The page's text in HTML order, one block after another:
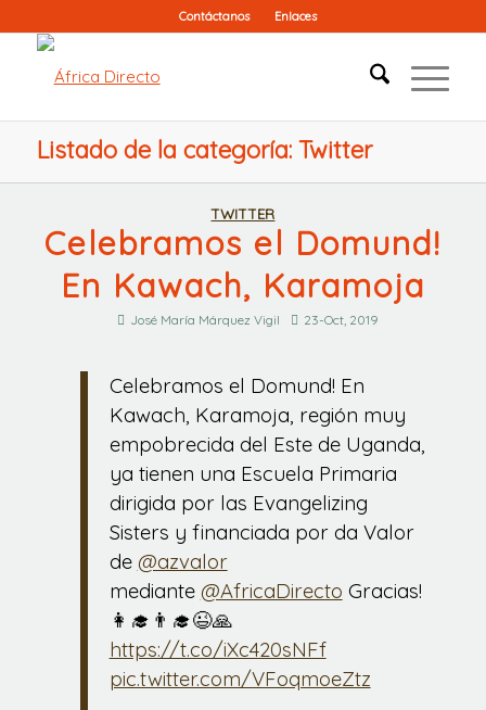
Contáctanos Enlaces
Listado de la categoría: Twitter
TWITTER
Celebramos el Domund!
En Kawach, Karamoja
José María Márquez Vigil 23-Oct, 2019
Celebramos el Domund! En
Kawach, Karamoja, región muy
empobrecida del Este de Uganda,
ya tienen una Escuela Primaria
dirigida por las Evangelizing
Sisters y financiada por da Valor
de @azvalor
mediante @AfricaDirecto Gracias!
👩‍🎓👨‍🎓😉🙏
https://t.co/iXc420sNFf
pic.twitter.com/VFoqmoeZtz